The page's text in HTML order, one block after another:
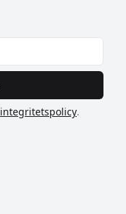
integritetspolicy.